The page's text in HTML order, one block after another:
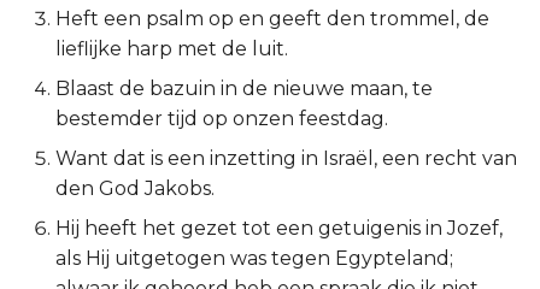
Romeinen
1 Korinthe
2 Korinthe
Galaten
Heft een psalm op en geeft den trommel, de
lieflijke harp met de luit.
Blaast de bazuin in de nieuwe maan, te
bestemder tijd op onzen feestdag.
Want dat is een inzetting in Israël, een recht van
den God Jakobs.
Hij heeft het gezet tot een getuigenis in Jozef,
als Hij uitgetogen was tegen Egypteland;